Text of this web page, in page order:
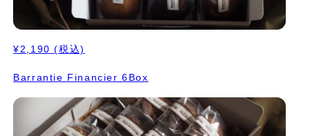
¥2,190 (税込)
Barrantie Financier 6Box